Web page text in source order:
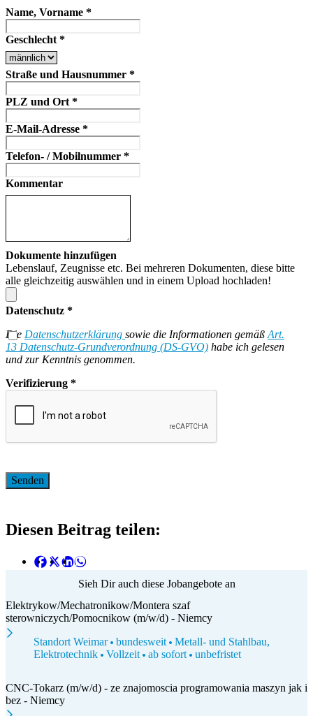
Name, Vorname *
Geschlecht *
Straße und Hausnummer *
PLZ und Ort *
E-Mail-Adresse *
Telefon- / Mobilnummer *
Kommentar
Dokumente hinzufügen
Lebenslauf, Zeugnisse etc. Bei mehreren Dokumenten, diese bitte
alle gleichzeitig auswählen und in einem Upload hochladen!
Datenschutz *
Die Datenschutzerklärung sowie die Informationen gemäß Art.
13 Datenschutz-Grundverordnung (DS-GVO) habe ich gelesen
und zur Kenntnis genommen.
Verifizierung *
Diesen Beitrag teilen:
Sieh Dir auch diese Jobangebote an
Elektrykow/Mechatronikow/Montera szaf
sterowniczych/Pomocnikow (m/w/d) - Niemcy
Standort Weimar
bundesweit
Metall- und Stahlbau,
Elektrotechnik
Vollzeit ab sofort unbefristet
CNC-Tokarz (m/w/d) - ze znajomoscia programowania maszyn jak i
bez - Niemcy